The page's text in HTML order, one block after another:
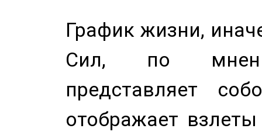
График жизни,
Сил, по
представляет
отображает